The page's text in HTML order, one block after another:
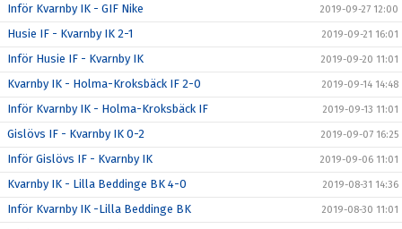
Inför Kvarnby IK - GIF Nike 2019-09-27 12:00
Husie IF - Kvarnby IK 2-1 2019-09-21 16:01
Inför Husie IF - Kvarnby IK 2019-09-20 11:01
Kvarnby IK - Holma-Kroksbäck IF 2-0 2019-09-14 14:48
Inför Kvarnby IK - Holma-Kroksbäck IF 2019-09-13 11:01
Gislövs IF - Kvarnby IK 0-2 2019-09-07 16:25
Inför Gislövs IF - Kvarnby IK 2019-09-06 11:01
Kvarnby IK - Lilla Beddinge BK 4-0 2019-08-31 14:36
Inför Kvarnby IK -Lilla Beddinge BK 2019-08-30 11:01